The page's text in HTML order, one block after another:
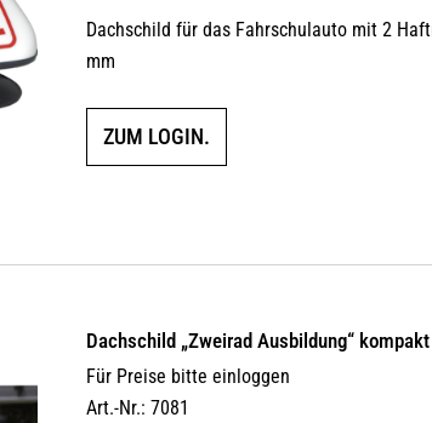
Dachschild für das Fahrschulauto mit 2
mm
ZUM LOGIN.
Dachschild „Zweirad Ausbildung“ kompakt
Für Preise bitte einloggen
Art.-Nr.: 7081